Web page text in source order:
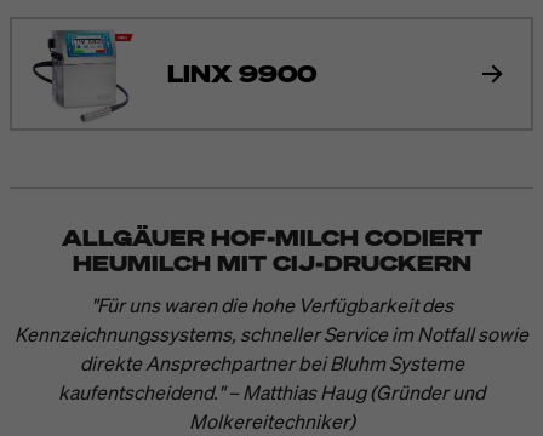
LINX 9900
ALLGÄUER HOF-MILCH CODIERT
HEUMILCH MIT CIJ-DRUCKERN
"Für uns waren die hohe Verfügbarkeit des
Kennzeichnungssystems, schneller Service im Notfall sowie
direkte Ansprechpartner bei Bluhm Systeme
kaufentscheidend." – Matthias Haug (Gründer und
Molkereitechniker)